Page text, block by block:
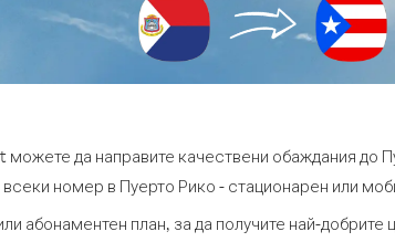
можете да направите качествени обаждания до
номер в Пуерто Рико - стационарен или
абонаментен план, за да получите най-